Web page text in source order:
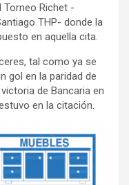
Torneo Richet -
THP- donde la
en aquella cita.
tal como ya se
gol en la paridad de
de Bancaria en
en la citación.